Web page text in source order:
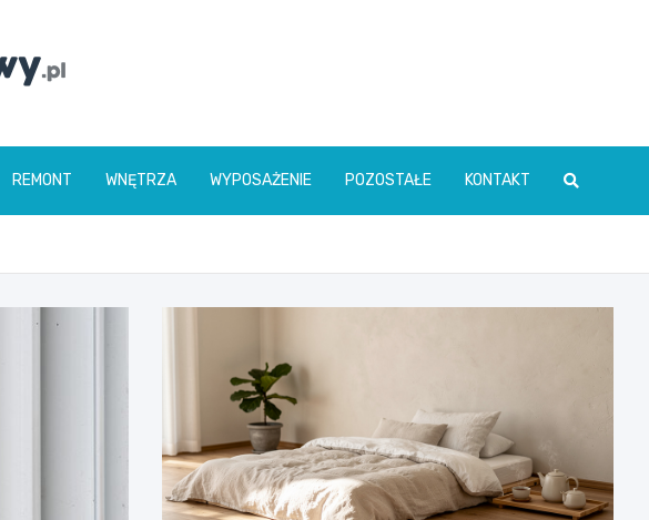
REMONT WNĘTRZA WYPOSAŻENIE POZOSTAŁE KONTAKT